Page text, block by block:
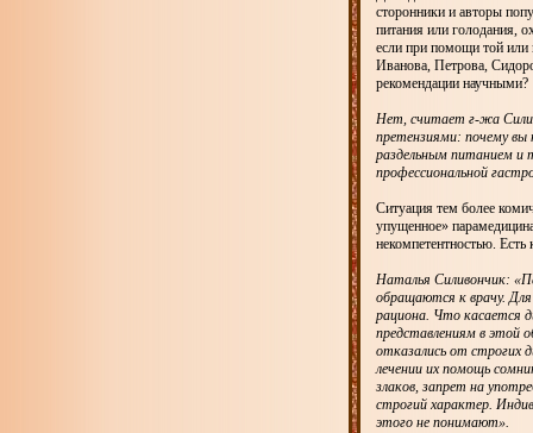
сторонники и авторы
питания или голодания,
если при помощи той или
Иванова, Петрова,
рекомендации научными?
Нет, считает г-жа
претензиями: почему вы
раздельным питанием и
профессиональной
Ситуация тем более
упущенное»
некомпетентностью.
Наталья Силивончик:
обращаются к врачу.
рациона. Что касается
представлениям в этой
отказались от строгих
лечении их помощь
злаков, запрет на
строгий характер.
этого не понимают».